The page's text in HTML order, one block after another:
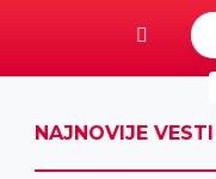
NAJNOVIJE VESTI